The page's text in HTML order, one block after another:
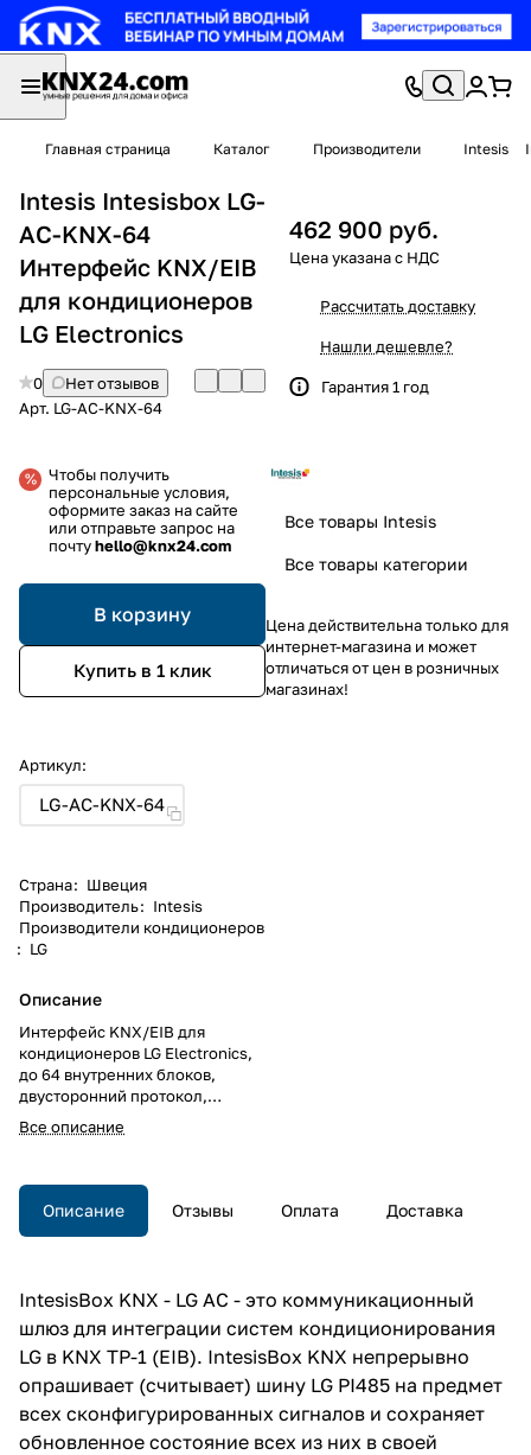
Главная страница Каталог Производители Intesis
Intesis Intesisbox LG-
AC-KNX-64
Интерфейс KNX/EIB
для кондиционеров
LG Electronics
0
Нет отзывов
Арт. LG-AC-KNX-64
Чтобы получить
персональные условия,
оформите заказ на сайте
или отправьте запрос на
почтуhello@knx24.com
В корзину
Купить в 1 клик
Артикул:
LG-AC-KNX-64
Страна: Швеция
Производитель: Intesis
Производители кондиционеров
: LG
Описание
Интерфейс KNX/EIB для
кондиционеров LG Electronics,
до 64 внутренних блоков,
двусторонний протокол,
полнофункциональное
управление, на DIN рейку, 6TE
Все описание
462 900 руб.
Рассчитать доставку
Нашли дешевле?
Гарантия 1 год
Все товары Intesis
Все товары категории
Цена действительна только для
интернет-магазина и может
отличаться от цен в розничных
магазинах!
Описание Отзывы Оплата Доставка
IntesisBox KNX - LG AC - это коммуникационный
шлюз для интеграции систем кондиционирования
LG в KNX TP-1 (EIB). IntesisBox KNX непрерывно
опрашивает (считывает) шину LG PI485 на предмет
всех сконфигурированных сигналов и сохраняет
обновленное состояние всех из них в своей